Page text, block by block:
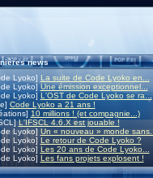
news
Lyoko] La suite de Code Lyoko en...
Lyoko]Une émission exceptionnel...
Lyoko] L'OST de Code Lyoko se ra...
Code Lyoko a 21 ans !
10 millions ! (et compagnie...)
L'IFSCL 4.6.X est jouable !
Lyoko] Un « nouveau » monde sans...
Lyoko] Le retour de Code Lyoko ?
Lyoko] Les 20 ans de Code Lyoko...
Lyoko] Les fans projets explosent !